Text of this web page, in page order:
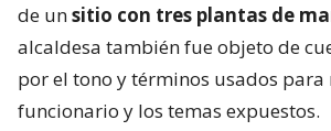
de unsitio con tres plantas de
alcaldesa también fue objeto de
por el tono y términos usados para
funcionario y los temas expuestos.